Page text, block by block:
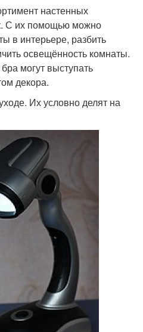
настенных
С их помощью можно
в интерьере, разбить
освещённость комнаты.
могут выступать
декора.
Их условно делят на